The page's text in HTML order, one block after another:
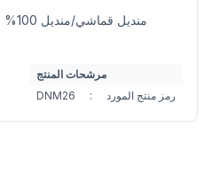
مرشحات المنتج
رمز منتج المورد
:
DNM26